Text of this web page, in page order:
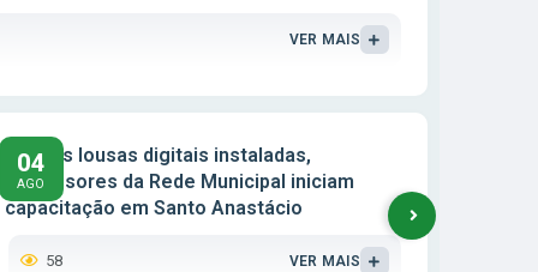
VER MAIS
Com as lousas digitais instaladas,
professores da Rede Municipal iniciam
capacitação em Santo Anastácio
04
AGO
58 VER MAIS